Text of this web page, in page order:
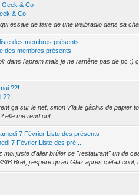
Geek & Co
& Co
essaie de faire de une waibradio dans sa
des membres présents
des membres présents
dans l'aprem mais je ne ramène pas de pc :)
??!
??!
ça sur le net, sinon v'la le gâchis de papier
elle me rend ouf
7 Février Liste des présents
7 Février Liste des pré...
moi juste d'aller brûler ce "restaurant" un de
Bref, j'espere qu'au Glaz apres c'était cool,